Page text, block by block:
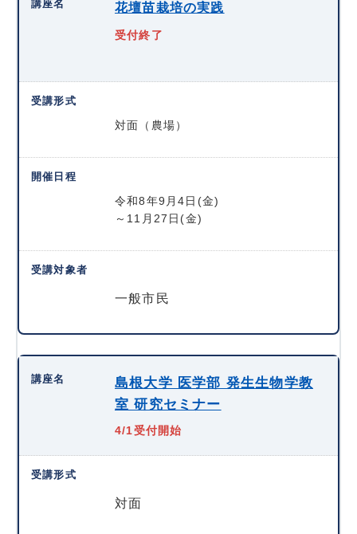
花壇苗栽培の実践
受付終了
対面（農場）
令和8年9月4日(金)
～11月27日(金)
一般市民
島根大学 医学部 発生生物学教
室 研究セミナー
4/1受付開始
対面